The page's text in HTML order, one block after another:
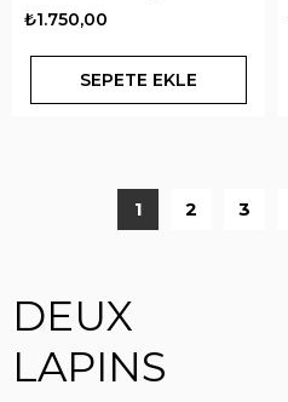
₺1.750,00
SEPETE EKLE
1 2 3
DEUX
LAPINS